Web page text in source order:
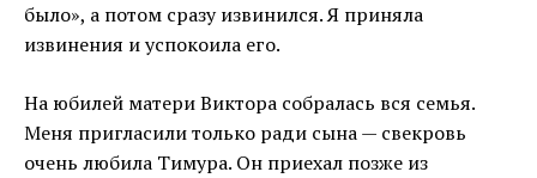
было», а потом сразу извинился. Я приняла
извинения и успокоила его.
На юбилей матери Виктора собралась вся семья.
Меня пригласили только ради сына — свекровь
очень любила Тимура. Он приехал позже из